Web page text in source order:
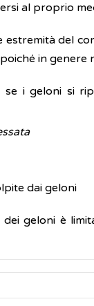
al proprio
del
in
i geloni si
dai geloni
geloni è